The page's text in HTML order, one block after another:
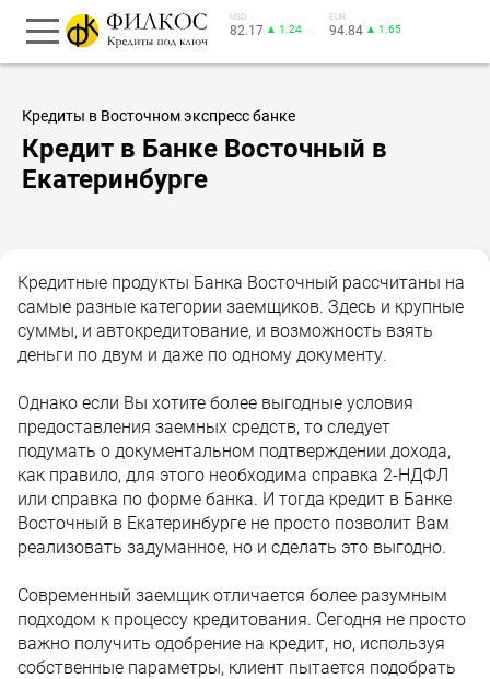
USD
82.17 ▲ 1.24
EUR
94.84 ▲ 1.65
Кредиты в Восточном экспресс банке
Кредит в Банке Восточный в
Екатеринбурге
Кредитные продукты Банка Восточный рассчитаны на
самые разные категории заемщиков. Здесь и крупные
суммы, и автокредитование, и возможность взять
деньги по двум и даже по одному документу.
Однако если Вы хотите более выгодные условия
предоставления заемных средств, то следует
подумать о документальном подтверждении дохода,
как правило, для этого необходима справка 2-НДФЛ
или справка по форме банка. И тогда кредит в Банке
Восточный в Екатеринбурге не просто позволит Вам
реализовать задуманное, но и сделать это выгодно.
Современный заемщик отличается более разумным
подходом к процессу кредитования. Сегодня не просто
важно получить одобрение на кредит, но, используя
собственные параметры, клиент пытается подобрать